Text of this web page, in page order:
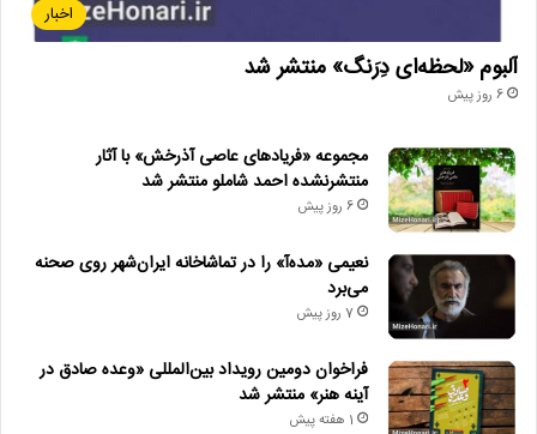
اخبار
آلبوم «لحظه‌ای دِرَنگ» منتشر شد
6 روز پیش
مجموعه «فریادهای عاصی آذرخش» با آثار
منتشرنشده احمد شاملو منتشر شد
6 روز پیش
نعیمی «مده‌آ» را در تماشاخانه ایران‌شهر روی صحنه
می‌برد
7 روز پیش
فراخوان دومین رویداد بین‌المللی «وعده صادق در
آینه هنر» منتشر شد
1 هفته پیش